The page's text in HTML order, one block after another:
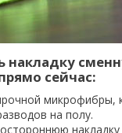
накладку
сейчас:
на полу.